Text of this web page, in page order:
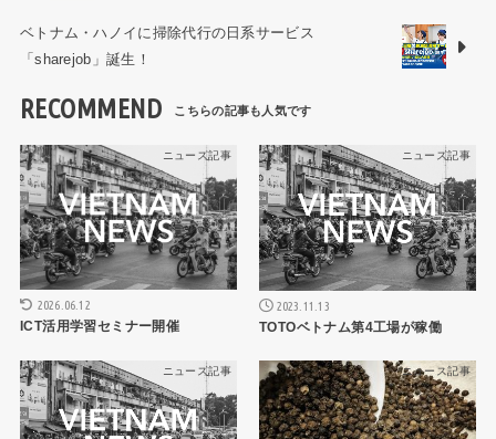
ベトナム・ハノイに掃除代行の日系サービス
「sharejob」誕生！
RECOMMEND
ニュース記事
2026.06.12
ICT活用学習セミナー開催
ニュース記事
2023.11.13
TOTOベトナム第4工場が稼働
ニュース記事 ニュース記事